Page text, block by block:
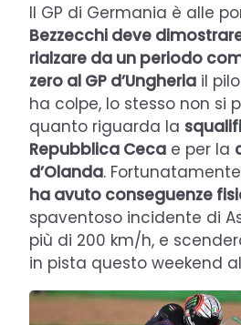
Il GP di Germania è alle
Bezzecchi deve
rialzare da un periodo
zero al GP d’Ungheria il
ha colpe, lo stesso non si
quanto riguarda la
Repubblica Ceca e per la
d’Olanda.
ha avuto conseguenze
spaventoso incidente di
più di 200 km/h, e
in pista questo weekend